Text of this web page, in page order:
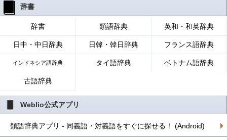
辞書
辞書 類語辞典 英和・和英辞典
日中・中日辞典 日韓・韓日辞典 フランス語辞典
インドネシア語辞典 タイ語辞典 ベトナム語辞典
古語辞典
Weblio公式アプリ
類語辞典アプリ - 同義語・対義語をすぐに探せる！ (Android)